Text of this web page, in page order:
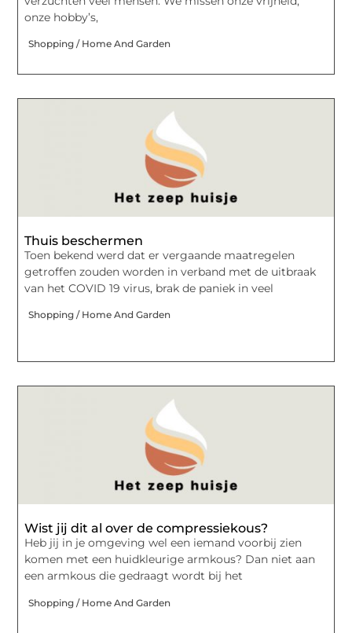
onze hobby’s,
Shopping / Home And Garden
Thuis beschermen
Toen bekend werd dat er vergaande maatregelen
getroffen zouden worden in verband met de uitbraak
van het COVID 19 virus, brak de paniek in veel
Shopping / Home And Garden
Wist jij dit al over de compressiekous?
Heb jij in je omgeving wel een iemand voorbij zien
komen met een huidkleurige armkous? Dan niet aan
een armkous die gedraagt wordt bij het
Shopping / Home And Garden